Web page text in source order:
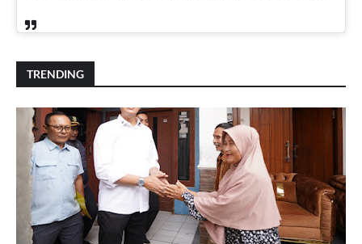
TRENDING